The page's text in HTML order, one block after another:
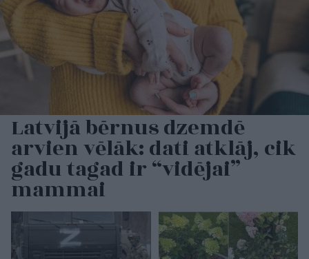
Latvijā bērnus dzemdē
arvien vēlāk: dati atklāj, cik
gadu tagad ir “vidējai”
mammai